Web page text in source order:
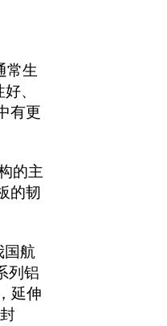
常生
、
有更
的主
的韧
航
列铝
延伸